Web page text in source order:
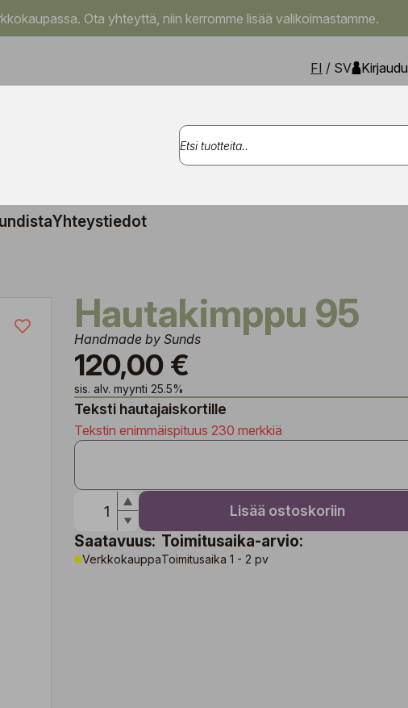
Ota yhteyttä, niin kerromme lisää valikoimastamme.
FI / SV Kirjaudu
Yhteystiedot
Hautakimppu 95
Handmade by Sunds
120,00 €
sis. alv. myynti 25.5%
Teksti hautajaiskortille
Tekstin enimmäispituus 230 merkkiä
Lisää ostoskoriin
Saatavuus:
Verkkokauppa
Toimitusaika-arvio:
Toimitusaika 1 - 2 pv